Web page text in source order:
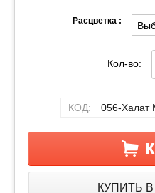
Расцветка :
Кол-во:
КОД: 056-Халат
КУПИТЬ